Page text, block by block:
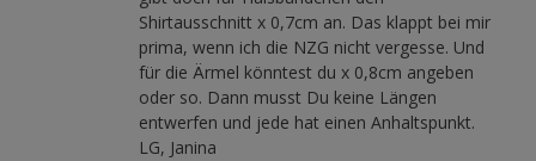
Shirtausschnitt x 0,7cm an. Das klappt bei mir
prima, wenn ich die NZG nicht vergesse. Und
für die Ärmel könntest du x 0,8cm angeben
oder so. Dann musst Du keine Längen
entwerfen und jede hat einen Anhaltspunkt.
LG, Janina